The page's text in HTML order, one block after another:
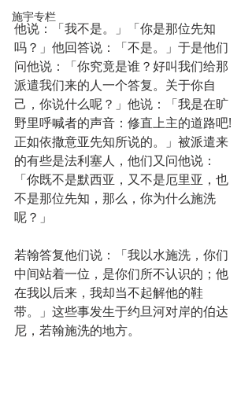
施宇专栏
他说：「我不是。」「你是那位先知
吗？」他回答说：「不是。」于是他们
问他说：「你究竟是谁？好叫我们给那
派遣我们来的人一个答复。关于你自
己，你说什么呢？」他说：「我是在旷
野里呼喊者的声音：修直上主的道路吧!
正如依撒意亚先知所说的。」被派遣来
的有些是法利塞人，他们又问他说：
「你既不是默西亚，又不是厄里亚，也
不是那位先知，那么，你为什么施洗
呢？」
若翰答复他们说：「我以水施洗，你们
中间站着一位，是你们所不认识的；他
在我以后来，我却当不起解他的鞋
带。」这些事发生于约旦河对岸的伯达
尼，若翰施洗的地方。